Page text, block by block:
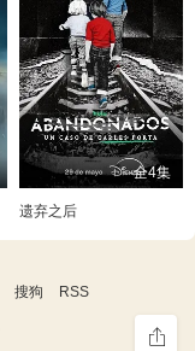
全4集
遗弃之后
搜狗 RSS